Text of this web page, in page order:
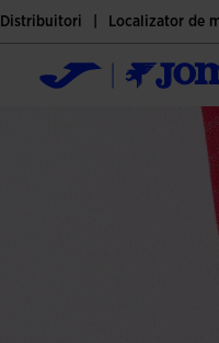
Distribuitori Localizator de